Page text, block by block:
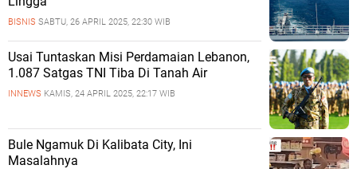
BISNIS SABTU, 26 APRIL 2025, 22:30 WIB
Usai Tuntaskan Misi Perdamaian Lebanon,
1.087 Satgas TNI Tiba Di Tanah Air
INNEWS KAMIS, 24 APRIL 2025, 22:17 WIB
Bule Ngamuk Di Kalibata City, Ini
Masalahnya